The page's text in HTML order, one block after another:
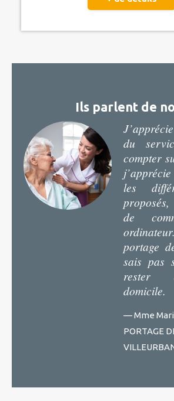
Ils parlent de
du
compter
les
de
portage
sais pas
rester
domicile.
— Mme
PORTAGE